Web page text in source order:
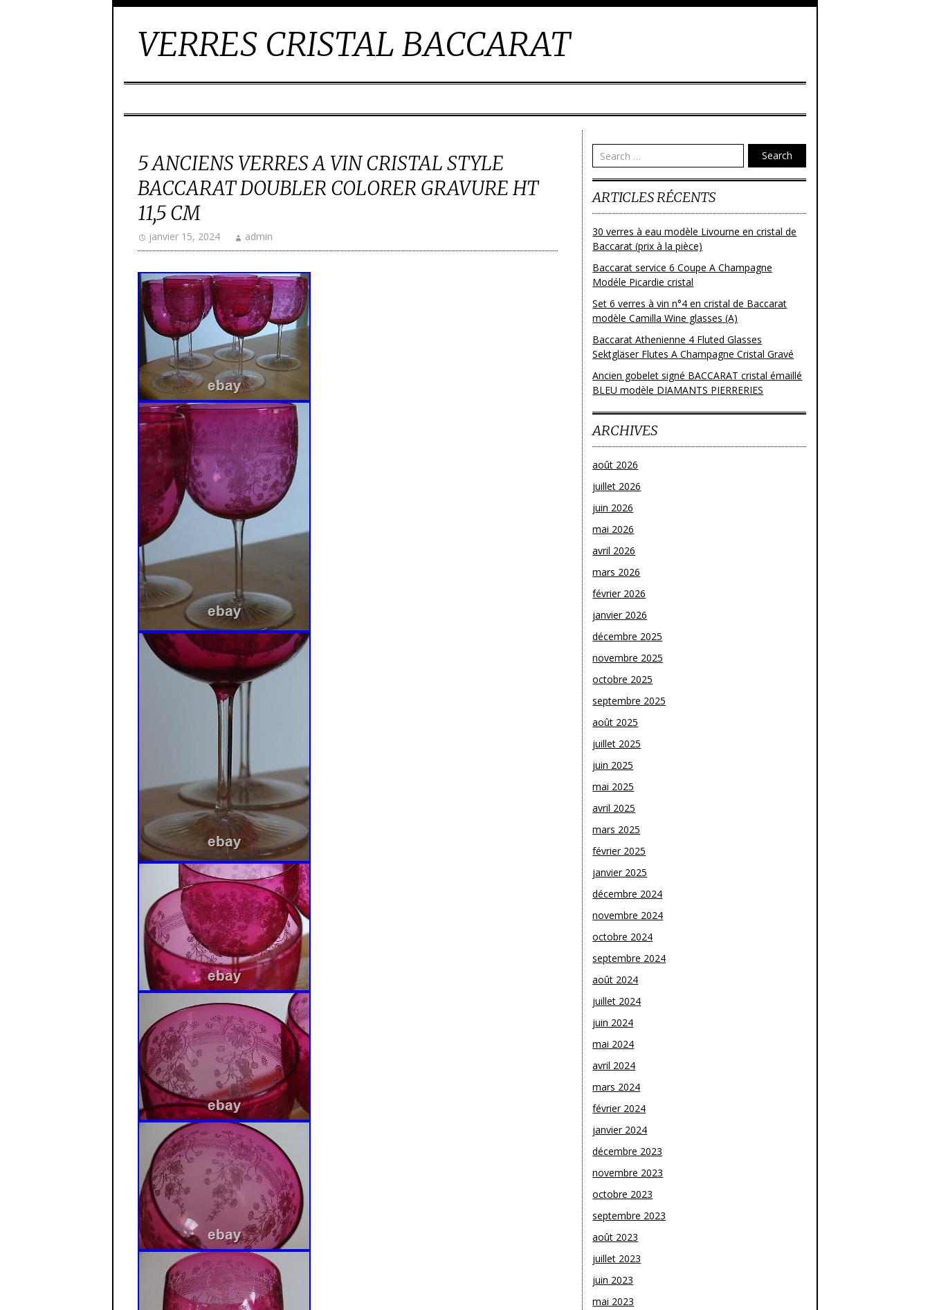
VERRES CRISTAL BACCARAT
5 ANCIENS VERRES A VIN CRISTAL STYLE
BACCARAT DOUBLER COLORER GRAVURE HT
11,5 CM
janvier 15, 2024 admin
Search
ARTICLES RÉCENTS
30 verres à eau modèle Livourne en cristal de
Baccarat (prix à la pièce)
Baccarat service 6 Coupe A Champagne
Modéle Picardie cristal
Set 6 verres à vin n°4 en cristal de Baccarat
modèle Camilla Wine glasses (A)
Baccarat Athenienne 4 Fluted Glasses
Sektgläser Flutes A Champagne Cristal Gravé
Ancien gobelet signé BACCARAT cristal émaillé
BLEU modèle DIAMANTS PIERRERIES
ARCHIVES
août 2026
juillet 2026
juin 2026
mai 2026
avril 2026
mars 2026
février 2026
janvier 2026
décembre 2025
novembre 2025
octobre 2025
septembre 2025
août 2025
juillet 2025
juin 2025
mai 2025
avril 2025
mars 2025
février 2025
janvier 2025
décembre 2024
novembre 2024
octobre 2024
septembre 2024
août 2024
juillet 2024
juin 2024
mai 2024
avril 2024
mars 2024
février 2024
janvier 2024
décembre 2023
novembre 2023
octobre 2023
septembre 2023
août 2023
juillet 2023
juin 2023
mai 2023